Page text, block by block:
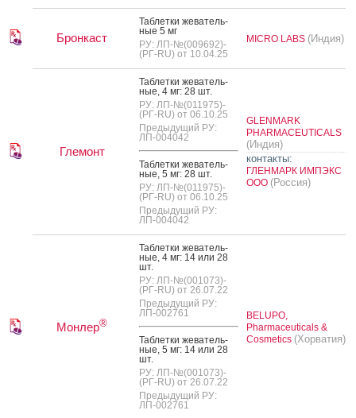
Бронкаст
Таб­летки же­ватель­
ные 5 мг
РУ: ЛП-№(009692)-
(РГ-RU) от 10.04.25
MICRO LABS (Индия)
Глемонт
Таб­летки же­ватель­
ные, 4 мг: 28 шт.
РУ: ЛП-№(011975)-
(РГ-RU) от 06.10.25
Предыдущий РУ:
ЛП-004042
Таб­летки же­ватель­
ные, 5 мг: 28 шт.
РУ: ЛП-№(011975)-
(РГ-RU) от 06.10.25
Предыдущий РУ:
ЛП-004042
GLENMARK
PHARMACEUTICALS
(Индия)
контакты:
ГЛЕНМАРК ИМПЭКС
ООО (Россия)
Монлер®
Таб­летки же­ватель­
ные, 4 мг: 14 или 28
шт.
РУ: ЛП-№(001073)-
(РГ-RU) от 26.07.22
Предыдущий РУ:
ЛП-002761
Таб­летки же­ватель­
ные, 5 мг: 14 или 28
шт.
РУ: ЛП-№(001073)-
(РГ-RU) от 26.07.22
Предыдущий РУ:
ЛП-002761
BELUPO,
Pharmaceuticals &
Cosmetics (Хорватия)